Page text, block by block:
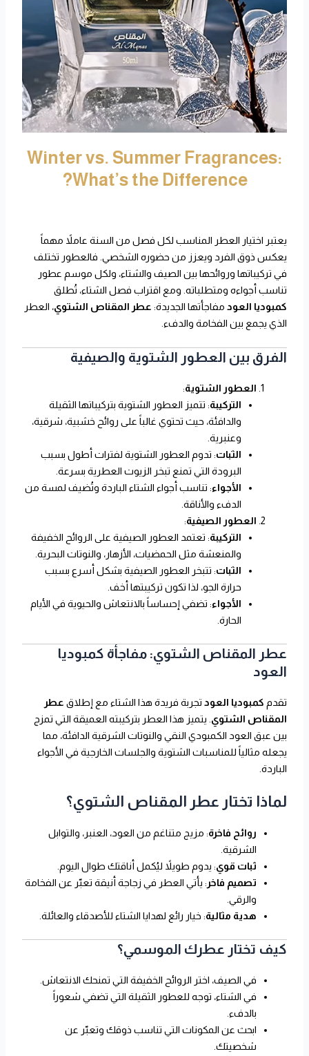
Winter vs. Summer Fragrances:
What’s the Difference?
يعتبر اختيار العطر المناسب لكل فصل من السنة عاملاً مهماً
يعكس ذوق الفرد ويعزز من حضوره الشخصي. فالعطور تختلف
في تركيباتها وروائحها بين الصيف والشتاء، ولكل موسم عطور
تناسب أجواءه ومتطلباته. ومع اقتراب فصل الشتاء، تُطلق
كمبوديا العود مفاجأتها الجديدة: عطر المقناص الشتوي، العطر
الذي يجمع بين الفخامة والدفء.
الفرق بين العطور الشتوية والصيفية
العطور الشتوية:
التركيبة: تتميز العطور الشتوية بتركيباتها الثقيلة
والدافئة، حيث تحتوي غالباً على روائح خشبية، شرقية،
وعنبرية.
الثبات: تدوم العطور الشتوية لفترات أطول بسبب
البرودة التي تمنع تبخر الزيوت العطرية بسرعة.
الأجواء: تناسب أجواء الشتاء الباردة وتُضيف لمسة من
الدفء والأناقة.
العطور الصيفية:
التركيبة: تعتمد العطور الصيفية على الروائح الخفيفة
والمنعشة مثل الحمضيات، الأزهار، والنوتات البحرية.
الثبات: تتبخر العطور الصيفية بشكل أسرع بسبب
حرارة الجو، لذا تكون تركيبتها أخف.
الأجواء: تضفي إحساساً بالانتعاش والحيوية في الأيام
الحارة.
عطر المقناص الشتوي: مفاجأة كمبوديا
العود
تقدم كمبوديا العود تجربة فريدة هذا الشتاء مع إطلاق عطر
المقناص الشتوي . يتميز هذا العطر بتركيبته العميقة التي تمزج
بين عبق العود الكمبودي النقي والنوتات الشرقية الدافئة، مما
يجعله مثالياً للمناسبات الشتوية والجلسات الخارجية في الأجواء
الباردة.
لماذا تختار عطر المقناص الشتوي؟
روائح فاخرة: مزيج متناغم من العود، العنبر، والتوابل
الشرقية.
ثبات قوي: يدوم طويلاً ليُكمل أناقتك طوال اليوم.
تصميم فاخر : يأتي العطر في زجاجة أنيقة تعبّر عن الفخامة
والرقي.
هدية مثالية: خيار رائع لهدايا الشتاء للأصدقاء والعائلة.
كيف تختار عطرك الموسمي؟
في الصيف، اختر الروائح الخفيفة التي تمنحك الانتعاش.
في الشتاء، توجه للعطور الثقيلة التي تضفي شعوراً
بالدفء.
ابحث عن المكونات التي تناسب ذوقك وتعبّر عن
شخصيتك.